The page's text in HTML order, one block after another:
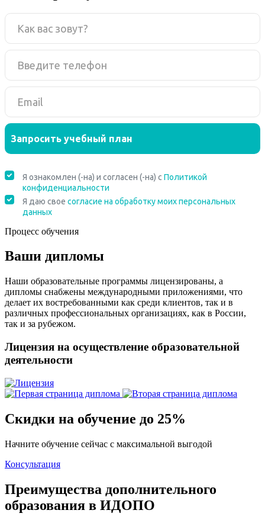
Процесс обучения
Ваши дипломы
Наши образовательные программы лицензированы, а
дипломы снабжены международными приложениями, что
делает их востребованными как среди клиентов, так и в
различных профессиональных организациях, как в России,
так и за рубежом.
Лицензия на осуществление образовательной
деятельности
Скидки на обучение до 25%
Начните обучение сейчас с максимальной выгодой
Консультация
Преимущества дополнительного
образования в ИДОПО